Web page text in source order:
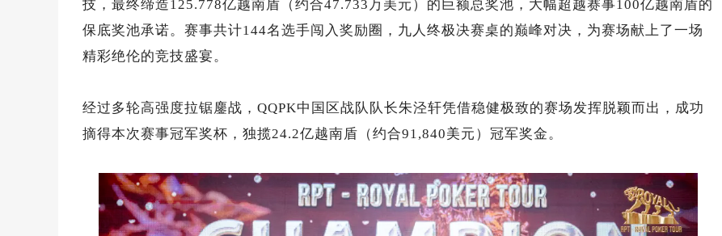
技，最终缔造125.778亿越南盾（约合47.733万美元）的巨额总奖池，大幅超越赛事100亿越南盾的
保底奖池承诺。赛事共计144名选手闯入奖励圈，九人终极决赛桌的巅峰对决，为赛场献上了一场
精彩绝伦的竞技盛宴。
经过多轮高强度拉锯鏖战，QQPK中国区战队队长朱泾轩凭借稳健极致的赛场发挥脱颖而出，成功
摘得本次赛事冠军奖杯，独揽24.2亿越南盾（约合91,840美元）冠军奖金。